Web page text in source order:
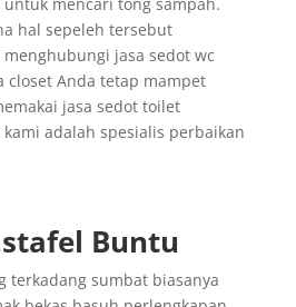
hal sepeleh tersebut
jasa sedot wc
closet Anda tetap mampet
jasa sedot toilet
adalah spesialis perbaikan
Buntu
terkadang sumbat biasanya